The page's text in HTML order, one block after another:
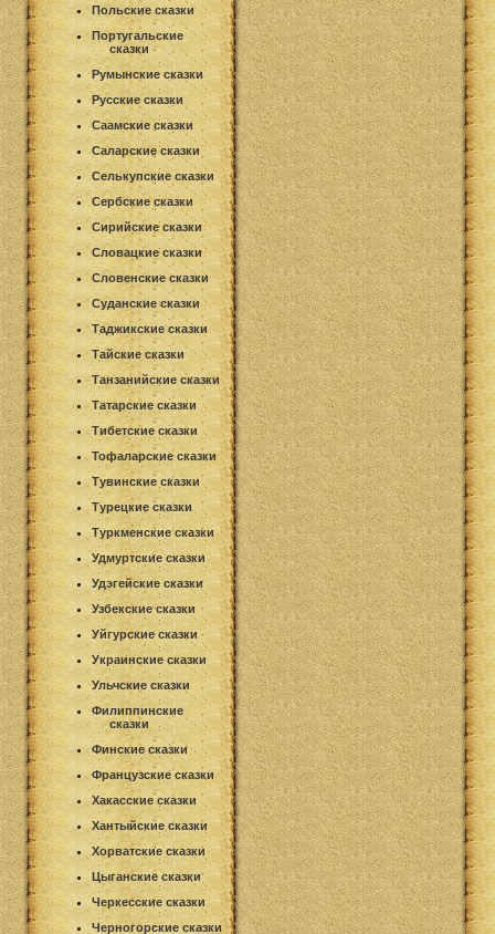
Польские сказки
Португальские
сказки
Румынские сказки
Русские сказки
Саамские сказки
Саларские сказки
Селькупские сказки
Сербские сказки
Сирийские сказки
Словацкие сказки
Словенские сказки
Суданские сказки
Таджикские сказки
Тайские сказки
Танзанийские сказки
Татарские сказки
Тибетские сказки
Тофаларские сказки
Тувинские сказки
Турецкие сказки
Туркменские сказки
Удмуртские сказки
Удэгейские сказки
Узбекские сказки
Уйгурские сказки
Украинские сказки
Ульчские сказки
Филиппинские
сказки
Финские сказки
Французские сказки
Хакасские сказки
Хантыйские сказки
Хорватские сказки
Цыганские сказки
Черкесские сказки
Черногорские сказки